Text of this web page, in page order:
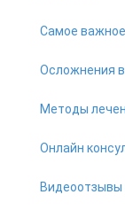
Самое
Осложнения
Методы
Онлайн
Видеоотзывы